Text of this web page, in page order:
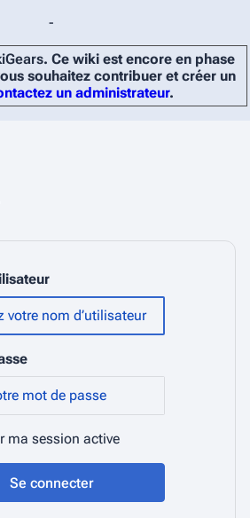
-
. Ce wiki est encore en phase
souhaitez contribuer et créer un
un administrateur.
ma session active
Se connecter